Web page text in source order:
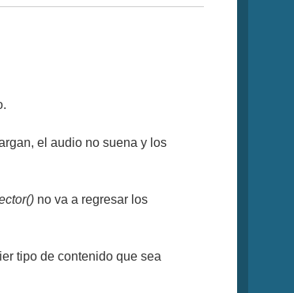
el audio no suena y los
no va a regresar los
tipo de contenido que sea